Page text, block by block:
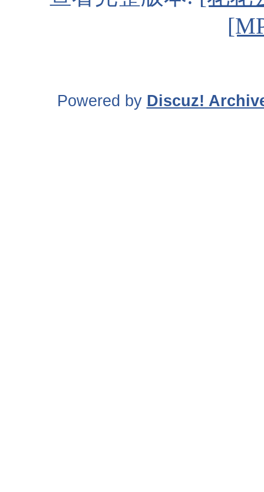
Powered by Discuz!